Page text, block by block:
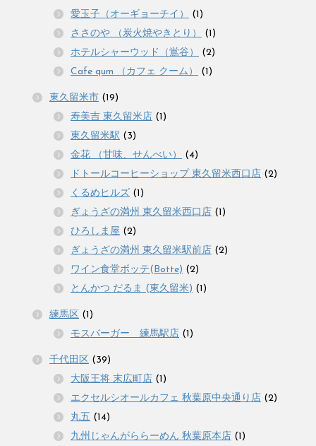
愛玉子（オーギョーチイ）
(1)
ささのや （炭火焼やきとり）
(1)
ホテルシャーウッド（鴬谷）
(2)
Cafe qum （カフェ クーム）
(1)
東久留米市 (19)
寿美吉 東久留米店 (1)
東久留米駅 (3)
金花 （甘味、せんべい）
(4)
ドトールコーヒーショップ 東久留米西口店 (2)
くるめヒルズ (1)
ぎょうざの満州 東久留米西口店 (1)
ひろしま屋 (2)
ぎょうざの満州 東久留米駅前店 (2)
ワイン食堂ボッテ(Botte) (2)
とんかつ だるま (東久留米) (1)
練馬区 (1)
モスバーガー 練馬駅店 (1)
千代田区 (39)
大阪王将 末広町店 (1)
エクセルシオールカフェ 秋葉原中央通り店 (2)
丸五 (14)
九州じゃんがららーめん 秋葉原本店 (1)